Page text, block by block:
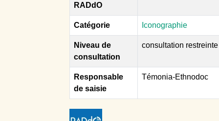
RADdO
Catégorie Iconographie
Niveau de
consultation
consultation restreinte
Responsable
de saisie
Témonia-Ethnodoc